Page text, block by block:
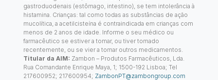
gastroduodenais (estômago, intestino), se tem intolerância à
histamina. Crianças: tal como todas as substâncias de ação
mucolítica, a acetilcisteína é contraindicada em crianças com
menos de 2 anos de idade. Informe o seu médico ou
farmacêutico se estiver a tomar, ou tiver tomado
recentemente, ou se vier a tomar outros medicamentos.
Titular da AIM: Zambon – Produtos Farmacêuticos, Lda.
Rua Comandante Enrique Maya, 1; 1500-192 Lisboa; Tel
217600952; 217600954; ZambonPT@zambongroup.com